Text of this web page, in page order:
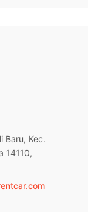
Baru, Kec.
14110,